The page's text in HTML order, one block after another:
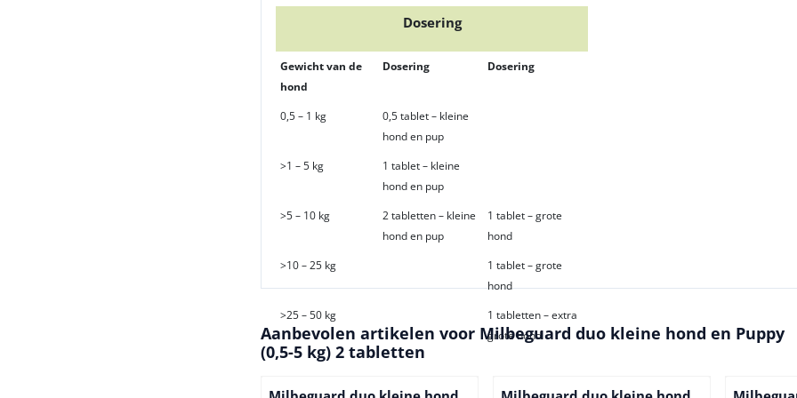
Dosering
Gewicht van de
hond
Dosering Dosering
0,5 – 1 kg
0,5 tablet – kleine
hond en pup
>1 – 5 kg
1 tablet – kleine
hond en pup
>5 – 10 kg
2 tabletten – kleine
hond en pup
1 tablet – grote
hond
>10 – 25 kg
1 tablet – grote
hond
>25 – 50 kg
1 tabletten – extra
grote hond
Aanbevolen artikelen voor Milbeguard duo kleine hond en Puppy
(0,5-5 kg) 2 tabletten